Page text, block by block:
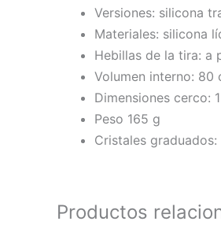
Versiones: silicona
Materiales: silicona
Hebillas de la tira: a
Volumen interno: 80
Dimensiones cerco:
Peso 165 g
Cristales
Productos